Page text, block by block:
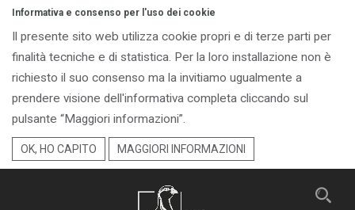
Informativa e consenso per l'uso dei cookie
Il presente sito web utilizza cookie propri e di terze parti per
finalità tecniche e di statistica. Per la loro installazione non è
richiesto il suo consenso ma la invitiamo ugualmente a
prendere visione dell'informativa completa cliccando sul
pulsante “Maggiori informazioni”.
OK, HO CAPITO MAGGIORI INFORMAZIONI